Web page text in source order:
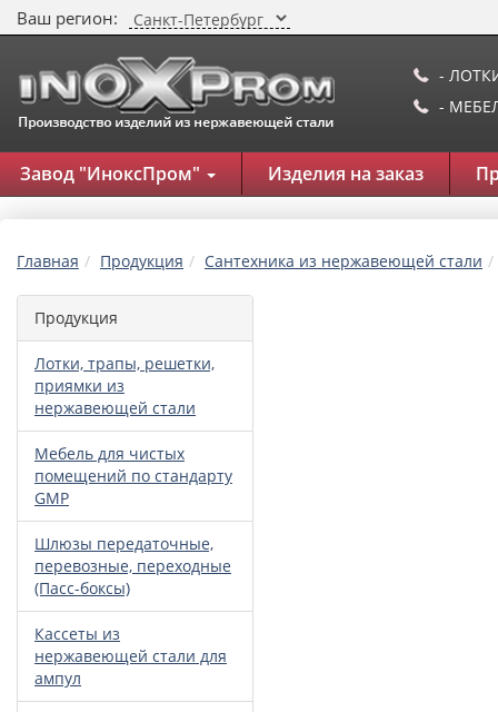
Ваш регион:
-
-
Завод "ИноксПром" Изделия на заказ
Главная Продукция Сантехника из нержавеющей стали
Продукция
Лотки, трапы, решетки,
приямки из
нержавеющей стали
Мебель для чистых
помещений по стандарту
GMP
Шлюзы передаточные,
перевозные, переходные
(Пасс-боксы)
Кассеты из
нержавеющей стали для
ампул